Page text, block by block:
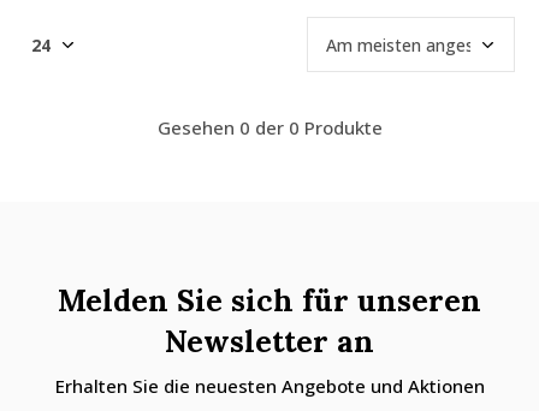
Gesehen 0 der 0 Produkte
Melden Sie sich für unseren
Newsletter an
Erhalten Sie die neuesten Angebote und Aktionen